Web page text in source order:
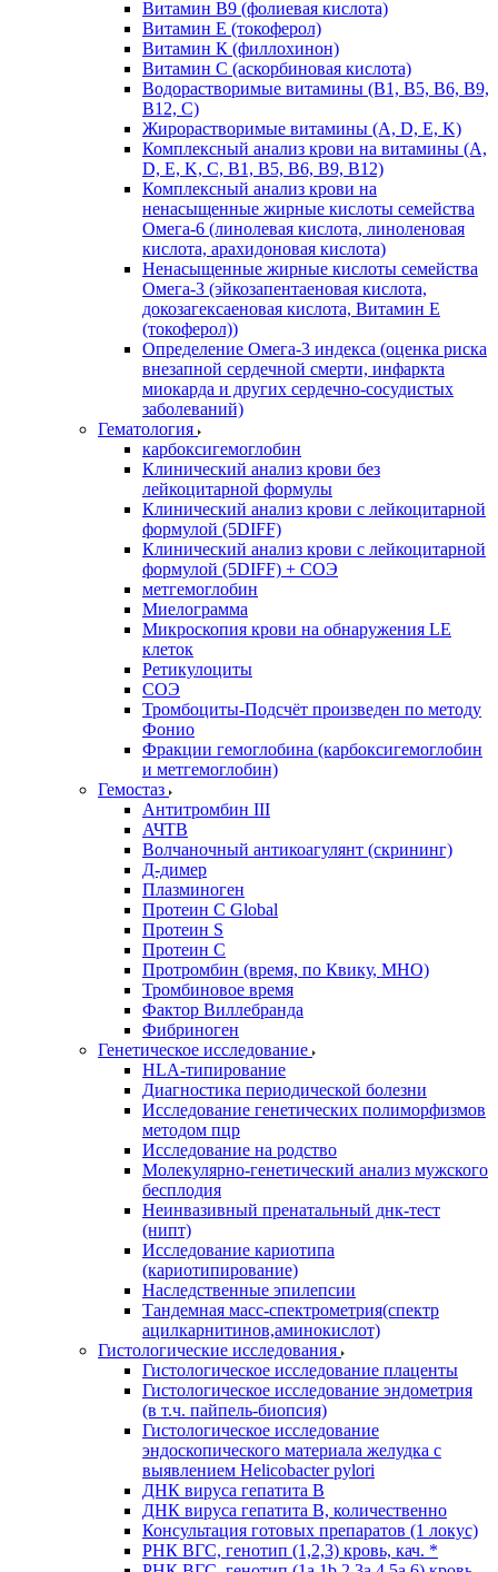
Витамин В9 (фолиевая кислота)
Витамин Е (токоферол)
Витамин К (филлохинон)
Витамин С (аскорбиновая кислота)
Водорастворимые витамины (B1, B5, B6, В9,
В12, С)
Жирорастворимые витамины (A, D, E, K)
Комплексный анализ крови на витамины (A,
D, E, K, C, B1, B5, B6, В9, B12)
Комплексный анализ крови на
ненасыщенные жирные кислоты семейства
Омега-6 (линолевая кислота, линоленовая
кислота, арахидоновая кислота)
Ненасыщенные жирные кислоты семейства
Омега-3 (эйкозапентаеновая кислота,
докозагексаеновая кислота, Витамин E
(токоферол))
Определение Омега-3 индекса (оценка риска
внезапной сердечной смерти, инфаркта
миокарда и других сердечно-сосудистых
заболеваний)
Гематология
карбоксигемоглобин
Клинический анализ крови без
лейкоцитарной формулы
Клинический анализ крови с лейкоцитарной
формулой (5DIFF)
Клинический анализ крови с лейкоцитарной
формулой (5DIFF) + СОЭ
метгемоглобин
Миелограмма
Микроскопия крови на обнаружения LE
клеток
Ретикулоциты
СОЭ
Тромбоциты-Подсчёт произведен по методу
Фонио
Фракции гемоглобина (карбоксигемоглобин
и метгемоглобин)
Гемостаз
Антитромбин III
АЧТВ
Волчаночный антикоагулянт (скрининг)
Д-димер
Плазминоген
Протеин C Global
Протеин S
Протеин С
Протромбин (время, по Квику, МНО)
Тромбиновое время
Фактор Виллебранда
Фибриноген
Генетическое исследование
HLA-типирование
Диагностика периодической болезни
Исследование генетических полиморфизмов
методом пцр
Исследование на родство
Молекулярно-генетический анализ мужского
бесплодия
Неинвазивный пренатальный днк-тест
(нипт)
Исследование кариотипа
(кариотипирование)
Наследственные эпилепсии
Тандемная масс-спектрометрия(спектр
ацилкарнитинов,аминокислот)
Гистологические исследования
Гистологическое исследование плаценты
Гистологическое исследование эндометрия
(в т.ч. пайпель-биопсия)
Гистологическое исследование
эндоскопического материала желудка с
выявлением Helicobacter pylori
ДНК вируса гепатита B
ДНК вируса гепатита B, количественно
Консультация готовых препаратов (1 локус)
РНК ВГC, генотип (1,2,3) кровь, кач. *